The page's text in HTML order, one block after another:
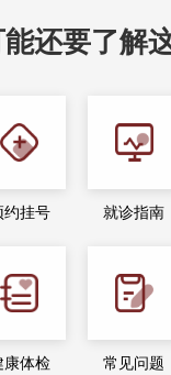
还要了解
约挂号 就诊指南
康体检 常见问题